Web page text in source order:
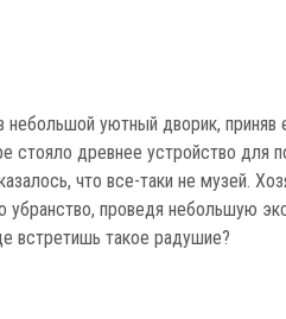
небольшой уютный дворик,
стояло древнее устройство
что все-таки не музей.
убранство, проведя небольшую
встретишь такое радушие?